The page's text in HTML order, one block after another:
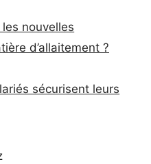
nouvelles
d’allaitement ?
sécurisent leurs